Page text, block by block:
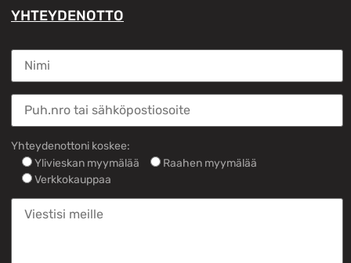
YHTEYDENOTTO
Yhteydenottoni koskee:
Ylivieskan myymälää
Raahen myymälää
Verkkokauppaa